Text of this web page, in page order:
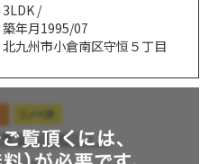
3LDK /
築年月1995/07
北九州市小倉南区守恒５丁目